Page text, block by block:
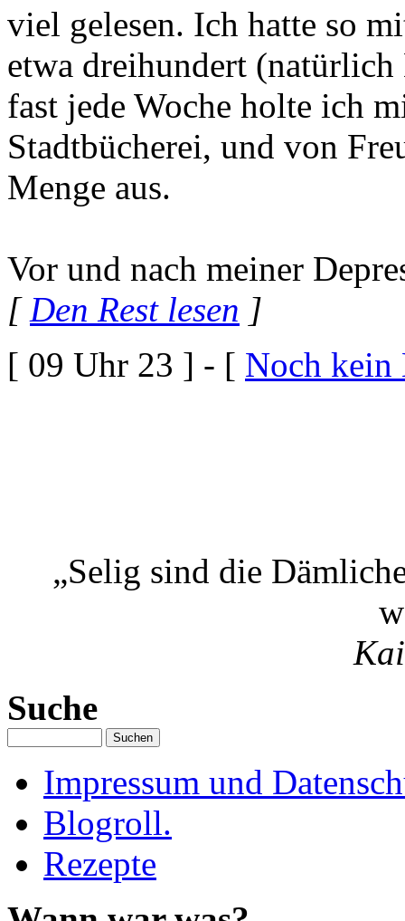
viel gelesen. Ich hatte so
etwa dreihundert
fast jede Woche holte ich
Stadtbücherei, und von
Menge aus.
Vor und nach meiner
[ Den Rest lesen ]
[ 09 Uhr 23 ] - [ Noch kein
„Selig sind die
Suche
Impressum und
Blogroll.
Rezepte